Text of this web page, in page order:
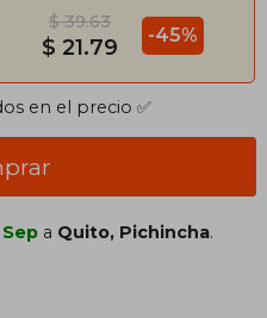
$ 39.63
$ 21.79 -45%
en el precio ✅
a Quito, Pichincha.